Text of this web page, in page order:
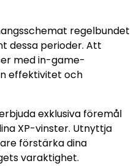
regelbundet
dessa perioder. Att
med in-game-
effektivitet och
exklusiva föremål
XP-vinster. Utnyttja
förstärka dina
varaktighet.